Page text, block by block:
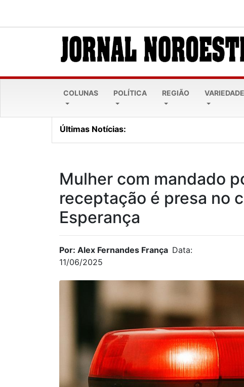
COLUNAS POLÍTICA REGIÃO
Últimas Notícias:
Mulher com mandado
receptação é presa no
Esperança
Por: Alex Fernandes França Data:
11/06/2025